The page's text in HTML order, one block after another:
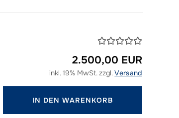
2.500,00 EUR
inkl. 19% MwSt. zzgl.Versand
IN DEN WARENKORB